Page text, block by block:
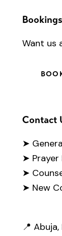
Bookings
Want us
Contact
➤
➤ Prayer
➤
➤ New
📍